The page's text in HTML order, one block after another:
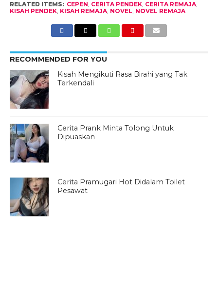
RELATED ITEMS: CEPEN, CERITA PENDEK, CERITA REMAJA,
KISAH PENDEK, KISAH REMAJA, NOVEL, NOVEL REMAJA
RECOMMENDED FOR YOU
Kisah Mengikuti Rasa Birahi yang Tak
Terkendali
Cerita Prank Minta Tolong Untuk
Dipuaskan
Cerita Pramugari Hot Didalam Toilet
Pesawat